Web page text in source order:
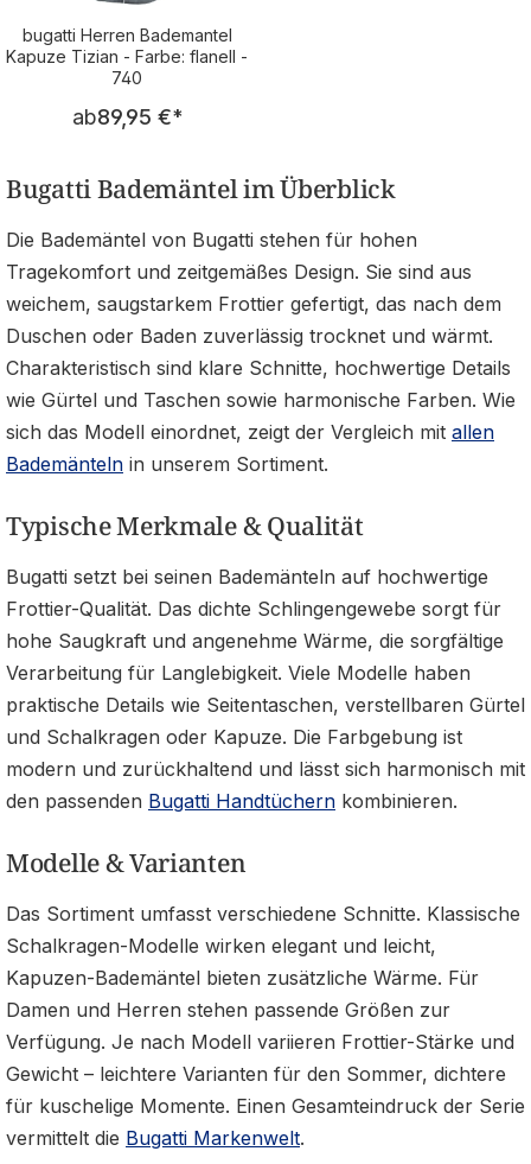
bugatti Herren Bademantel
Kapuze Tizian - Farbe: flanell -
740
Regulärer Preis:
ab89,95 €*
Bugatti Bademäntel im Überblick
Die Bademäntel von Bugatti stehen für hohen
Tragekomfort und zeitgemäßes Design. Sie sind aus
weichem, saugstarkem Frottier gefertigt, das nach dem
Duschen oder Baden zuverlässig trocknet und wärmt.
Charakteristisch sind klare Schnitte, hochwertige Details
wie Gürtel und Taschen sowie harmonische Farben. Wie
sich das Modell einordnet, zeigt der Vergleich mit allen
Bademänteln in unserem Sortiment.
Typische Merkmale & Qualität
Bugatti setzt bei seinen Bademänteln auf hochwertige
Frottier-Qualität. Das dichte Schlingengewebe sorgt für
hohe Saugkraft und angenehme Wärme, die sorgfältige
Verarbeitung für Langlebigkeit. Viele Modelle haben
praktische Details wie Seitentaschen, verstellbaren Gürtel
und Schalkragen oder Kapuze. Die Farbgebung ist
modern und zurückhaltend und lässt sich harmonisch mit
den passenden Bugatti Handtüchern kombinieren.
Modelle & Varianten
Das Sortiment umfasst verschiedene Schnitte. Klassische
Schalkragen-Modelle wirken elegant und leicht,
Kapuzen-Bademäntel bieten zusätzliche Wärme. Für
Damen und Herren stehen passende Größen zur
Verfügung. Je nach Modell variieren Frottier-Stärke und
Gewicht – leichtere Varianten für den Sommer, dichtere
für kuschelige Momente. Einen Gesamteindruck der Serie
vermittelt die Bugatti Markenwelt.